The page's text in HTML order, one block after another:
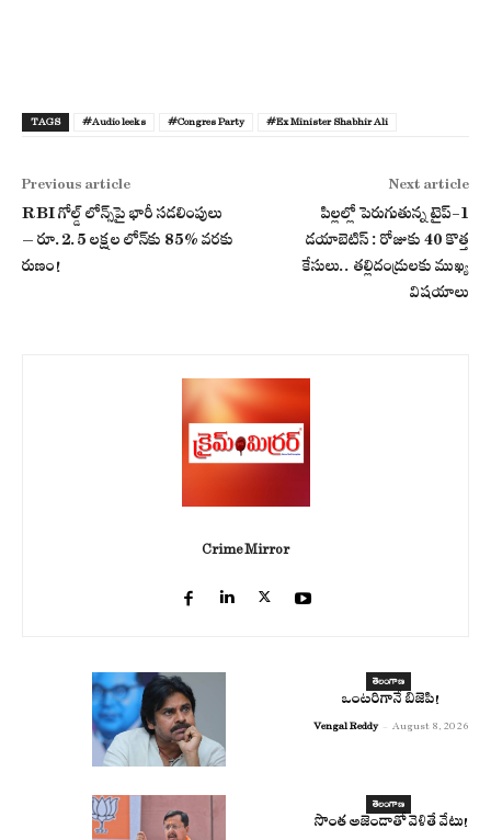
TAGS #Audio leeks #Congres Party #Ex Minister Shabhir Ali
Previous article
RBI గోల్డ్ లోన్స్‌పై భారీ సడలింపులు
– రూ.2.5 లక్షల లోన్‌కు 85% వరకు
రుణం!
Next article
పిల్లల్లో పెరుగుతున్న టైప్-1
డయాబెటిస్ : రోజుకు 40 కొత్త
కేసులు.. తల్లిదండ్రులకు ముఖ్య
విషయాలు
Crime Mirror
తెలంగాణ
ఒంటరిగానే బిజెపి!
Vengal Reddy - August 8, 2026
తెలంగాణ
సొంత అజెండాతో వెళితే వేటు!